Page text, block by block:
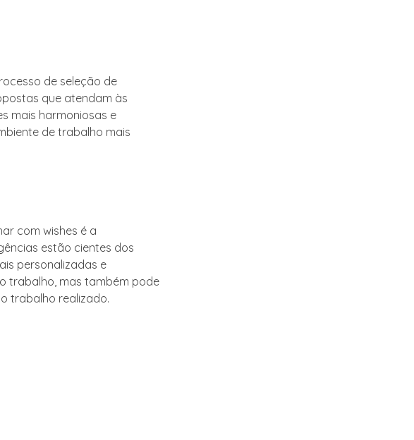
de seleção de
que atendam às
mais harmoniosas e
de trabalho mais
com wishes é a
estão cientes dos
personalizadas e
trabalho, mas também pode
trabalho realizado.